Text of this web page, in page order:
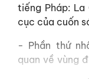
tiếng Pháp:
cục của cuốn
- Phần thứ
quan về vùng